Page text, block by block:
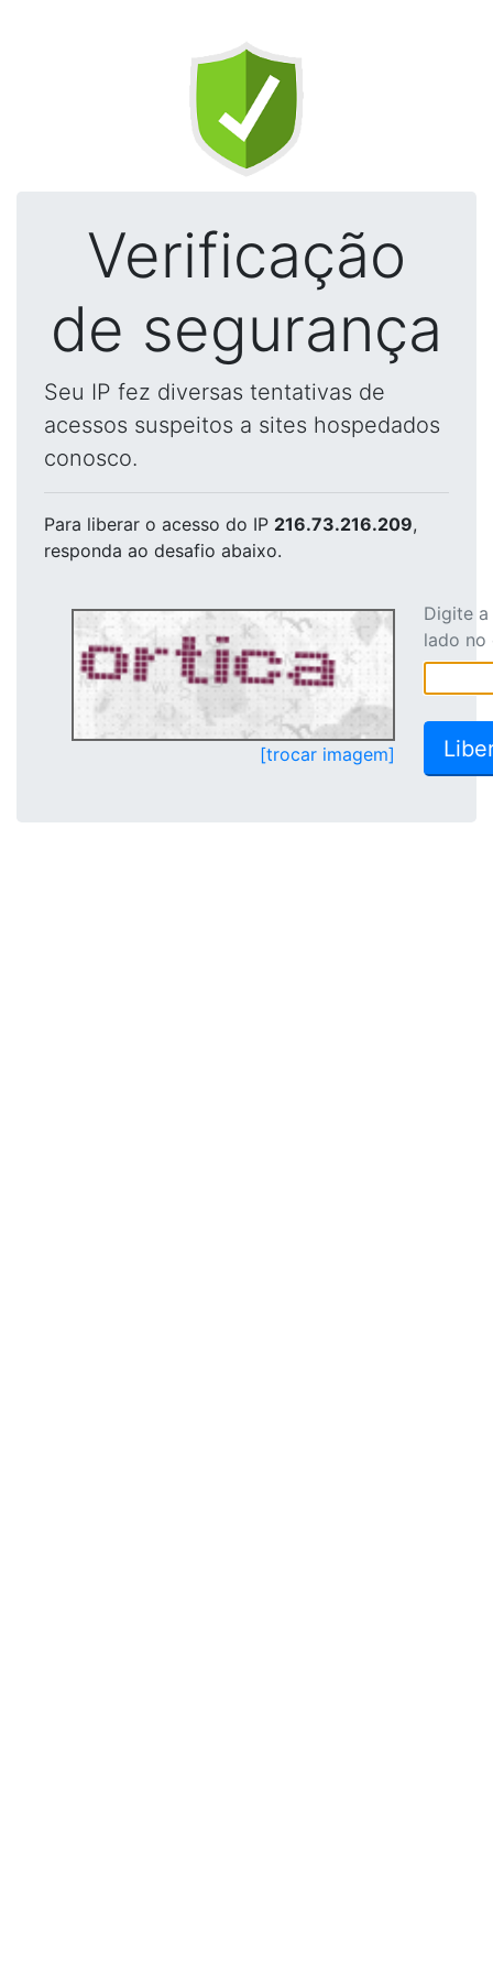
Verificação
de segurança
Seu IP fez diversas tentativas de
acessos suspeitos a sites hospedados
conosco.
Para liberar o acesso do IP 216.73.216.209,
responda ao desafio abaixo.
[trocar imagem]
Digite
lado no